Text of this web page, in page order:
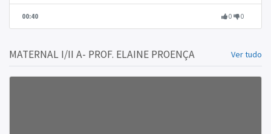
00:40 0 0
MATERNAL I/II A- PROF. ELAINE PROENÇA Ver tudo